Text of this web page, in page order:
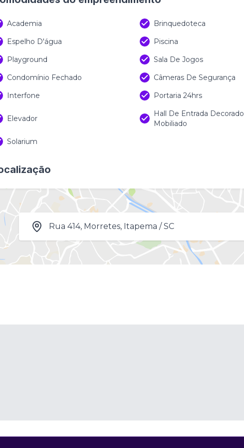
Academia Brinquedoteca
Espelho D'água
Piscina
Playground
Sala De Jogos
Condomínio Fechado
Câmeras De Segurança
Interfone
Portaria 24hrs
Elevador
Hall De Entrada Decorado
Mobiliado
Solarium
Rua 414, Morretes, Itapema / SC